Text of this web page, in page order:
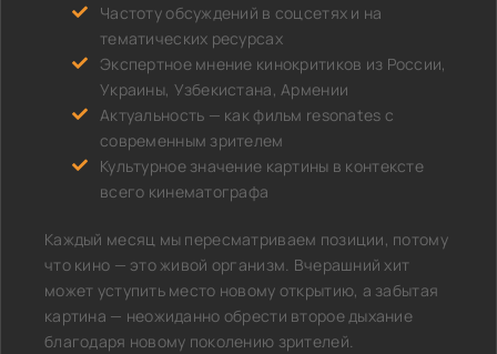
Частоту обсуждений в соцсетях и на
тематических ресурсах
Экспертное мнение кинокритиков из России,
Украины, Узбекистана, Армении
Актуальность — как фильм resonates с
современным зрителем
Культурное значение картины в контексте
всего кинематографа
Каждый месяц мы пересматриваем позиции, потому
что кино — это живой организм. Вчерашний хит
может уступить место новому открытию, а забытая
картина — неожиданно обрести второе дыхание
благодаря новому поколению зрителей.